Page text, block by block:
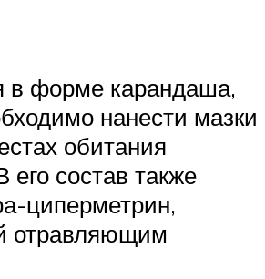
в форме карандаша,
нанести мазки
обитания
его состав также
циперметрин,
отравляющим